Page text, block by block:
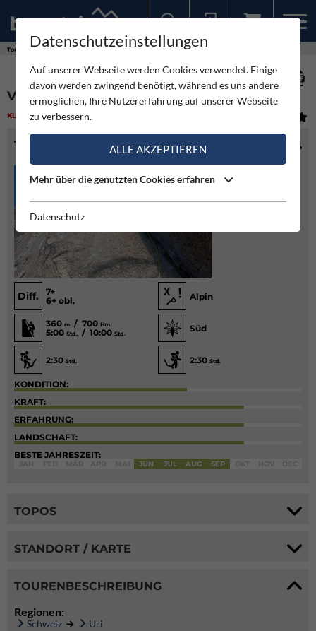
Touren
VIA HAMMERBRUCH - SALBITSCHIJEN
KLETTERN MITTEL
TOURENINFO
Diff.
7+
6+ obl.
Alpin
360 m / 700 Hm
5:00 Std. / 10:00 Std.
Süd
2:30 Std. 2:30 Std.
KONDITION:
KRAFT:
ERFAHRUNG:
LANDSCHAFT:
BESTE JAHRESZEIT:
JUN JUL AUG SEP
TOPOS
STANDORT / KARTE
TOURENBESCHREIBUNG
Regionen:
Schweiz Uri
Datenschutzeinstellungen
Auf unserer Webseite werden Cookies verwendet. Einige
davon werden zwingend benötigt, während es uns andere
ermöglichen, Ihre Nutzererfahrung auf unserer Webseite
zu verbessern.
ALLE AKZEPTIEREN
Mehr über die genutzten Cookies erfahren
Datenschutz